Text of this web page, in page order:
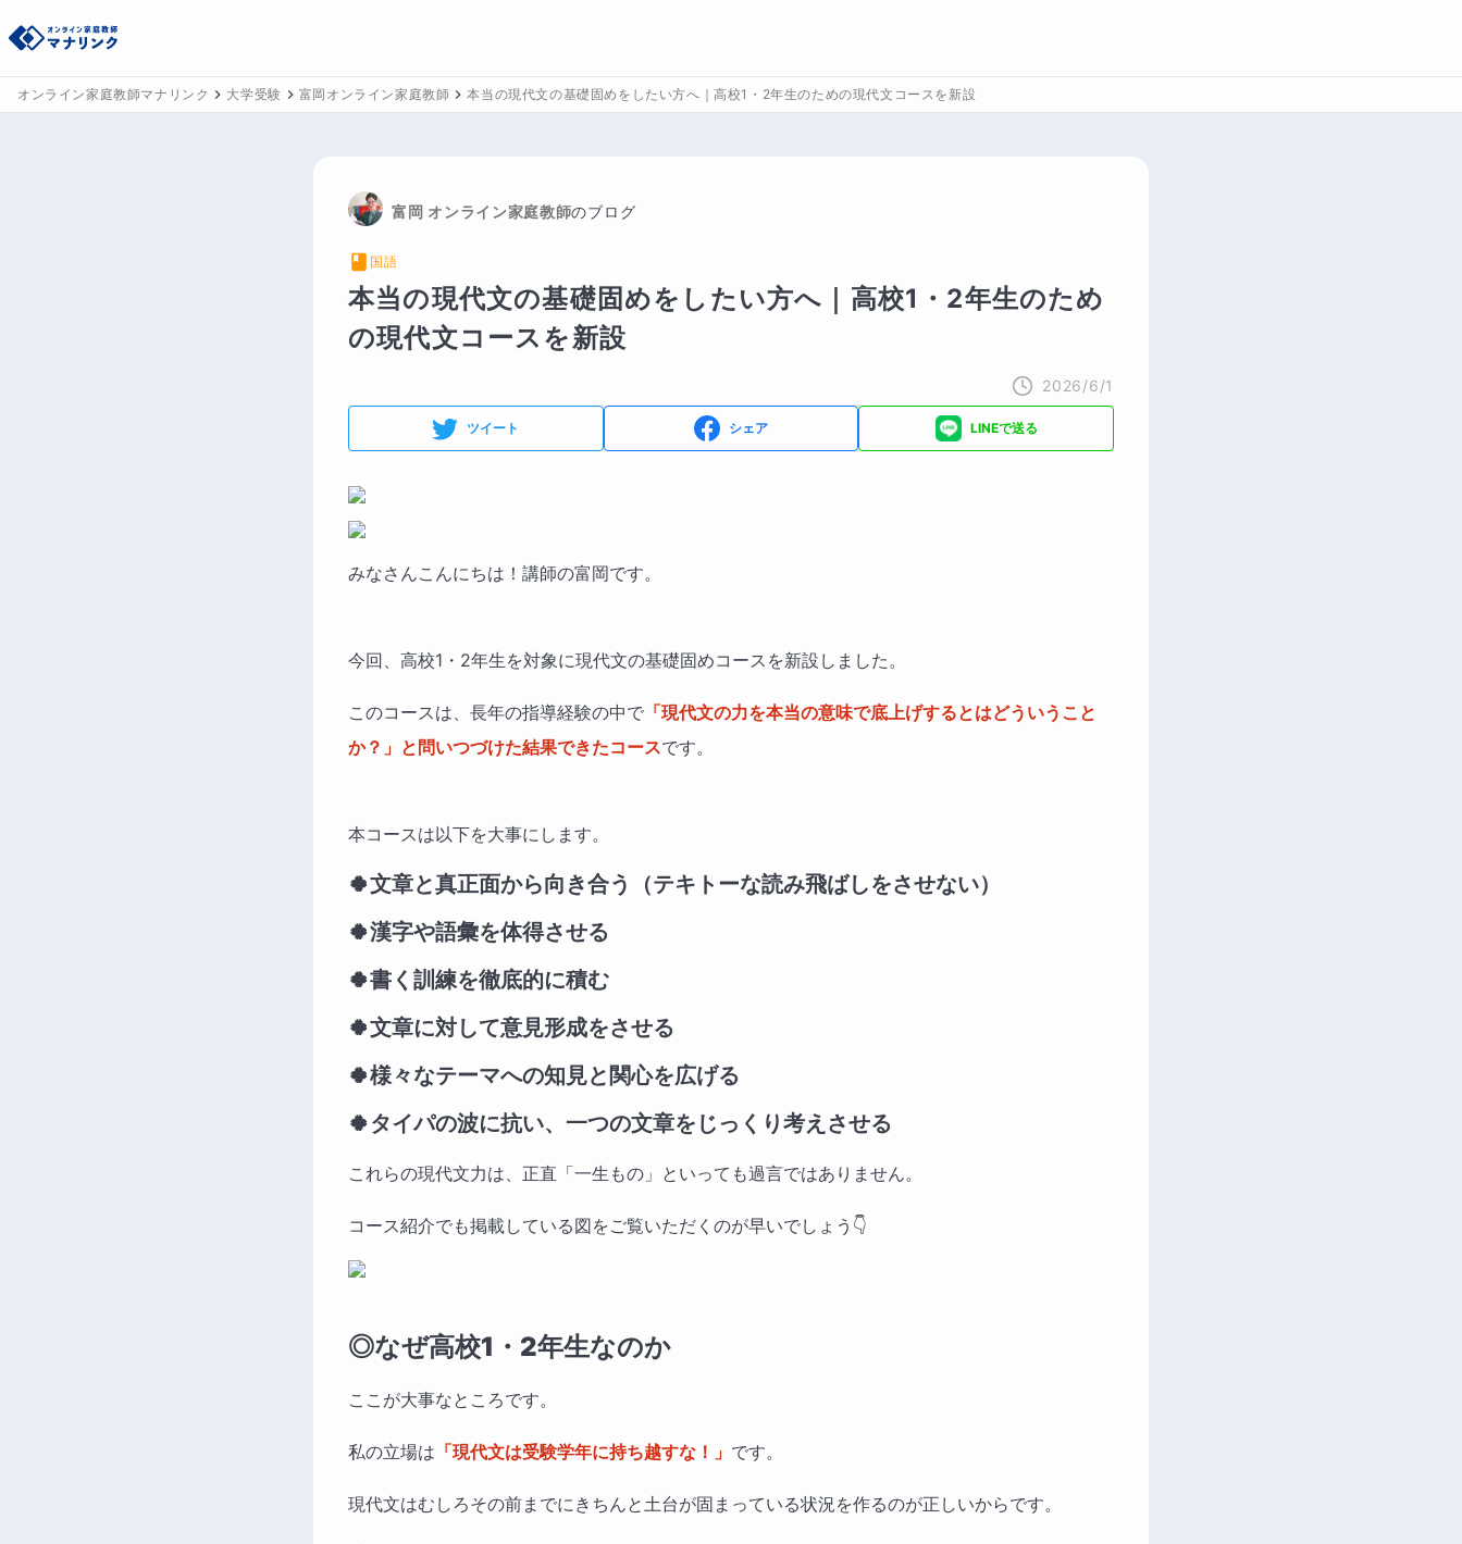
オンライン家庭教師マナリンク 大学受験 富岡オンライン家庭教師 本当の現代文の基礎固めをしたい方へ｜高校1・2年生のための現代文コースを新設
富岡 オンライン家庭教師のブログ
国語
本当の現代文の基礎固めをしたい方へ｜高校1・2年生のため
の現代文コースを新設
2026/6/1
ツイート シェア LINEで送る
みなさんこんにちは！講師の富岡です。
今回、高校1・2年生を対象に現代文の基礎固めコースを新設しました。
このコースは、長年の指導経験の中で 「現代文の力を本当の意味で底上げするとはどういうこと
か？」と問いつづけた結果できたコースです。
本コースは以下を大事にします。
🍀文章と真正面から向き合う（テキトーな読み飛ばしをさせない）
🍀漢字や語彙を体得させる
🍀書く訓練を徹底的に積む
🍀文章に対して意見形成をさせる
🍀様々なテーマへの知見と関心を広げる
🍀タイパの波に抗い、一つの文章をじっくり考えさせる
これらの現代文力は、正直「一生もの」といっても過言ではありません。
コース紹介でも掲載している図をご覧いただくのが早いでしょう👇
◎なぜ高校1・2年生なのか
ここが大事なところです。
私の立場は 「現代文は受験学年に持ち越すな！」 です。
現代文はむしろその前までにきちんと土台が固まっている状況を作るのが正しいからです。